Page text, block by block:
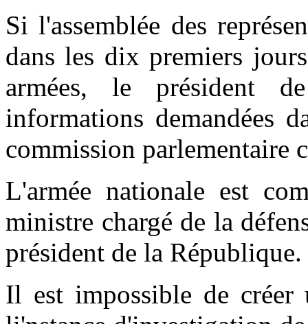
Si l'assemblée des
dans les dix premiers
armées, le président
informations demandées
commission parlementaire
L'armée nationale est
ministre chargé de la
président de la République.
Il est impossible de créer